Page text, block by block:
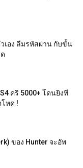
เอง ลืมรหัสผ่าน กับขั้น
คริ 5000+ โดนยิงที
หด !
ของ Hunter จะอัพ